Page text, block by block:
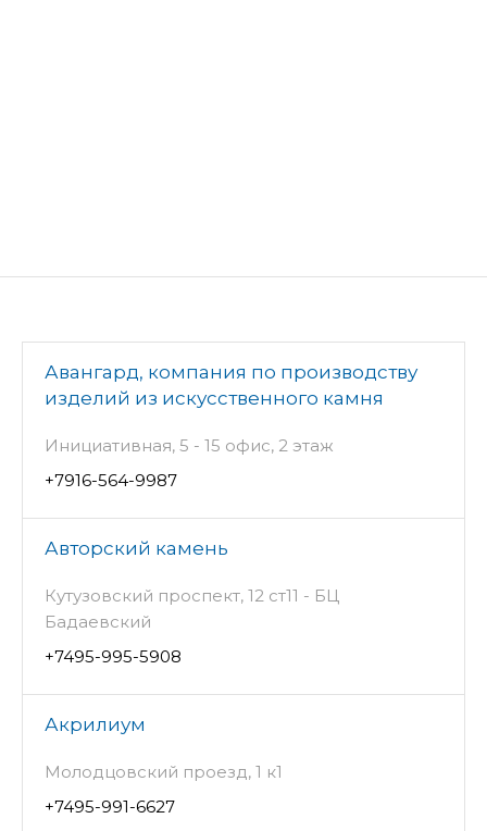
Авангард, компания по производству
изделий из искусственного камня
Инициативная, 5 - 15 офис, 2 этаж
+7916-564-9987
Авторский камень
Кутузовский проспект, 12 ст11 - БЦ
Бадаевский
+7495-995-5908
Акрилиум
Молодцовский проезд, 1 к1
+7495-991-6627